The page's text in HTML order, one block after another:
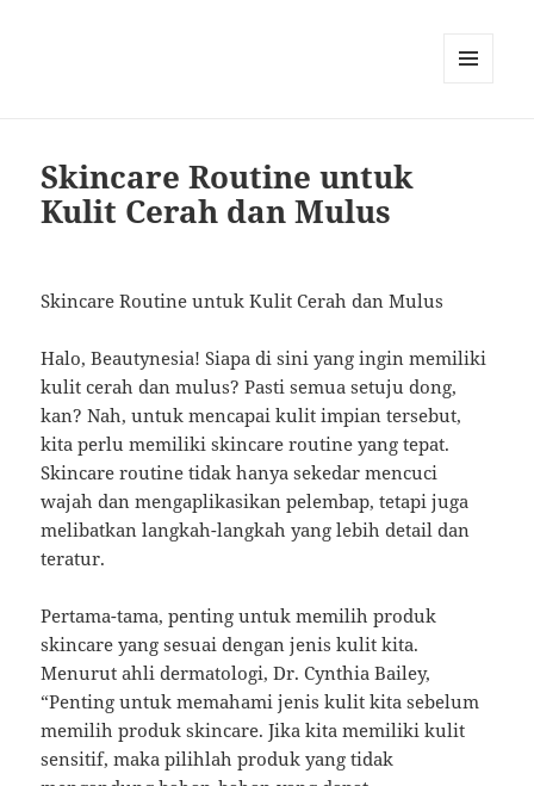
Skincare Routine untuk
Kulit Cerah dan Mulus
Skincare Routine untuk Kulit Cerah dan Mulus
Halo, Beautynesia! Siapa di sini yang ingin memiliki
kulit cerah dan mulus? Pasti semua setuju dong,
kan? Nah, untuk mencapai kulit impian tersebut,
kita perlu memiliki skincare routine yang tepat.
Skincare routine tidak hanya sekedar mencuci
wajah dan mengaplikasikan pelembap, tetapi juga
melibatkan langkah-langkah yang lebih detail dan
teratur.
Pertama-tama, penting untuk memilih produk
skincare yang sesuai dengan jenis kulit kita.
Menurut ahli dermatologi, Dr. Cynthia Bailey,
“Penting untuk memahami jenis kulit kita sebelum
memilih produk skincare. Jika kita memiliki kulit
sensitif, maka pilihlah produk yang tidak